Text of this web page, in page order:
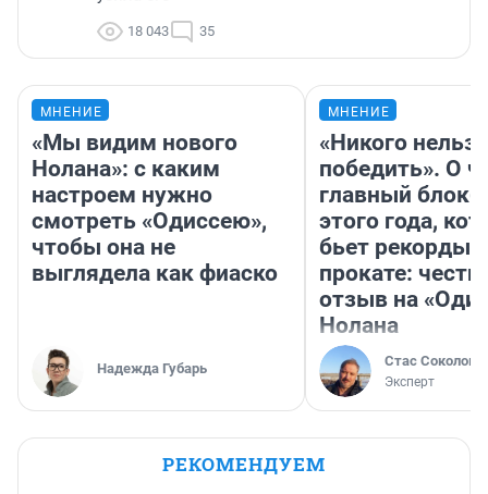
18 043 35
МНЕНИЕ
«Мы видим нового
Нолана»: с каким
настроем нужно
смотреть «Одиссею»,
чтобы она не
выглядела как фиаско
Надежда Губарь
МНЕНИЕ
«Никого нельзя
победить». О
главный
этого года,
бьет рекорды в
прокате:
отзыв на
Нолана
Стас Соколов
Эксперт
РЕКОМЕНДУЕМ